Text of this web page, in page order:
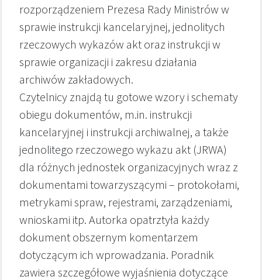
rozporządzeniem Prezesa Rady Ministrów w
sprawie instrukcji kancelaryjnej, jednolitych
rzeczowych wykazów akt oraz instrukcji w
sprawie organizacji i zakresu działania
archiwów zakładowych.
Czytelnicy znajdą tu gotowe wzory i schematy
obiegu dokumentów, m.in. instrukcji
kancelaryjnej i instrukcji archiwalnej, a także
jednolitego rzeczowego wykazu akt (JRWA)
dla różnych jednostek organizacyjnych wraz z
dokumentami towarzyszącymi – protokołami,
metrykami spraw, rejestrami, zarządzeniami,
wnioskami itp. Autorka opatrztyła każdy
dokument obszernym komentarzem
dotyczącym ich wprowadzania. Poradnik
zawiera szczegółowe wyjaśnienia dotyczące